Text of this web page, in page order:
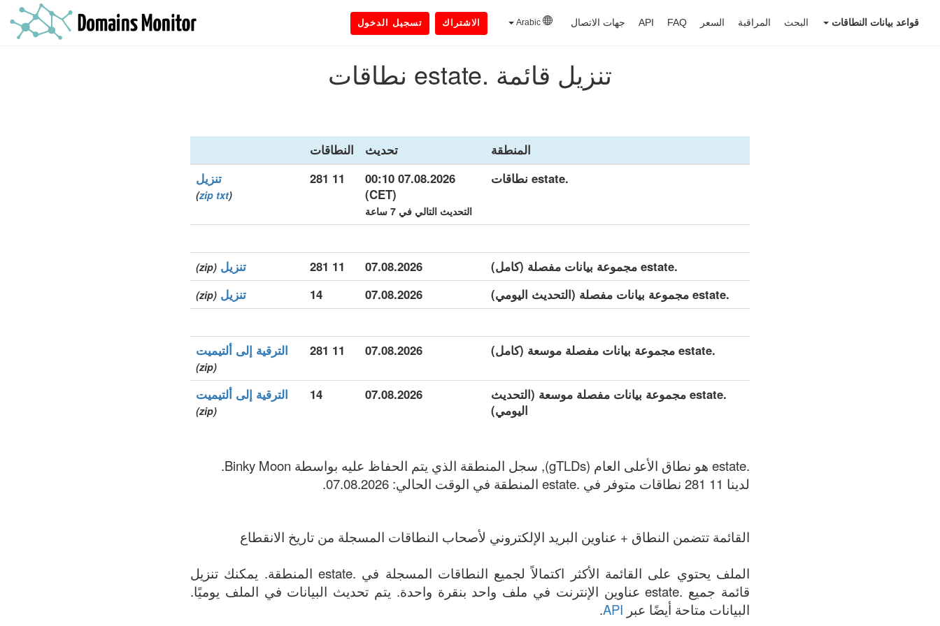
قواعد بيانات النطاقات البحث المراقبة السعر FAQ
API جهات الاتصال الاشتراك تسجيل الدخول
تنزيل قائمة .estate نطاقات
المنطقة تحديث
النطاقات
.estate نطاقات
07.08.2026 00:10
(CET)
التحديث التالي في 7 ساعة
11 281 تنزيل
(
zip txt
)
.estate مجموعة بيانات مفصلة (كامل) 07.08.2026
11 281 تنزيل (zip)
.estate مجموعة بيانات مفصلة (التحديث اليومي) 07.08.2026
14 تنزيل (zip)
.estate مجموعة بيانات مفصلة موسعة (كامل) 07.08.2026
11 281 الترقية إلى ألتيميت
(zip)
.estate مجموعة بيانات مفصلة موسعة (التحديث
اليومي)
07.08.2026
14 الترقية إلى ألتيميت
(zip)
.estate هو نطاق الأعلى العام (gTLDs), سجل المنطقة الذي يتم الحفاظ عليه بواسطة Binky Moon.
لدينا 11 281 نطاقات متوفر في .estate المنطقة في الوقت الحالي: 07.08.2026.
القائمة تتضمن النطاق + عناوين البريد الإلكتروني لأصحاب النطاقات المسجلة من تاريخ الانقطاع
الملف يحتوي على القائمة الأكثر اكتمالاً لجميع النطاقات المسجلة في .estate المنطقة. يمكنك تنزيل
قائمة جميع .estate عناوين الإنترنت في ملف واحد بنقرة واحدة. يتم تحديث البيانات في الملف يوميًا.
البيانات متاحة أيضًا عبر API
.